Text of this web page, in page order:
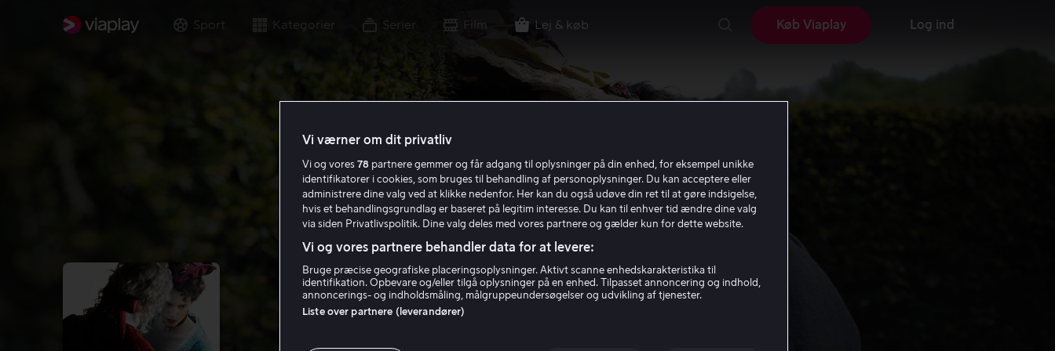
Sport Kategorier Serier Film Lej & køb Køb Viaplay Log ind
Vi værner om dit privatliv
Vi og vores 78 partnere gemmer og får adgang til oplysninger på din enhed, for eksempel unikke
identifikatorer i cookies, som bruges til behandling af personoplysninger. Du kan acceptere eller
administrere dine valg ved at klikke nedenfor. Her kan du også udøve din ret til at gøre indsigelse,
hvis et behandlingsgrundlag er baseret på legitim interesse. Du kan til enhver tid ændre dine valg
via siden Privatlivspolitik. Dine valg deles med vores partnere og gælder kun for dette website.
Vi og vores partnere behandler data for at levere:
Bruge præcise geografiske placeringsoplysninger. Aktivt scanne enhedskarakteristika til
identifikation. Opbevare og/eller tilgå oplysninger på en enhed. Tilpasset annoncering og indhold,
annoncerings- og indholdsmåling, målgruppeundersøgelser og udvikling af tjenester.
Liste over partnere (leverandører)